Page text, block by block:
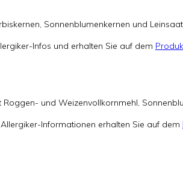
Sonnenblumenkernen und
Infos und erhalten Sie auf dem
und Weizenvollkornmehl,
Informationen erhalten Sie auf dem